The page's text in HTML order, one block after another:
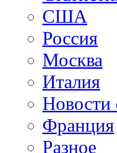
США
Россия
Москва
Италия
Новости
Франция
Разное